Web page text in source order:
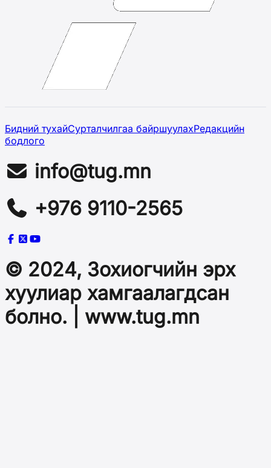
Бидний тухайСурталчилгаа байршуулахРедакцийн
бодлого
info@tug.mn
+976 9110-2565
© 2024, Зохиогчийн эрх
хуулиар хамгаалагдсан
болно. | www.tug.mn